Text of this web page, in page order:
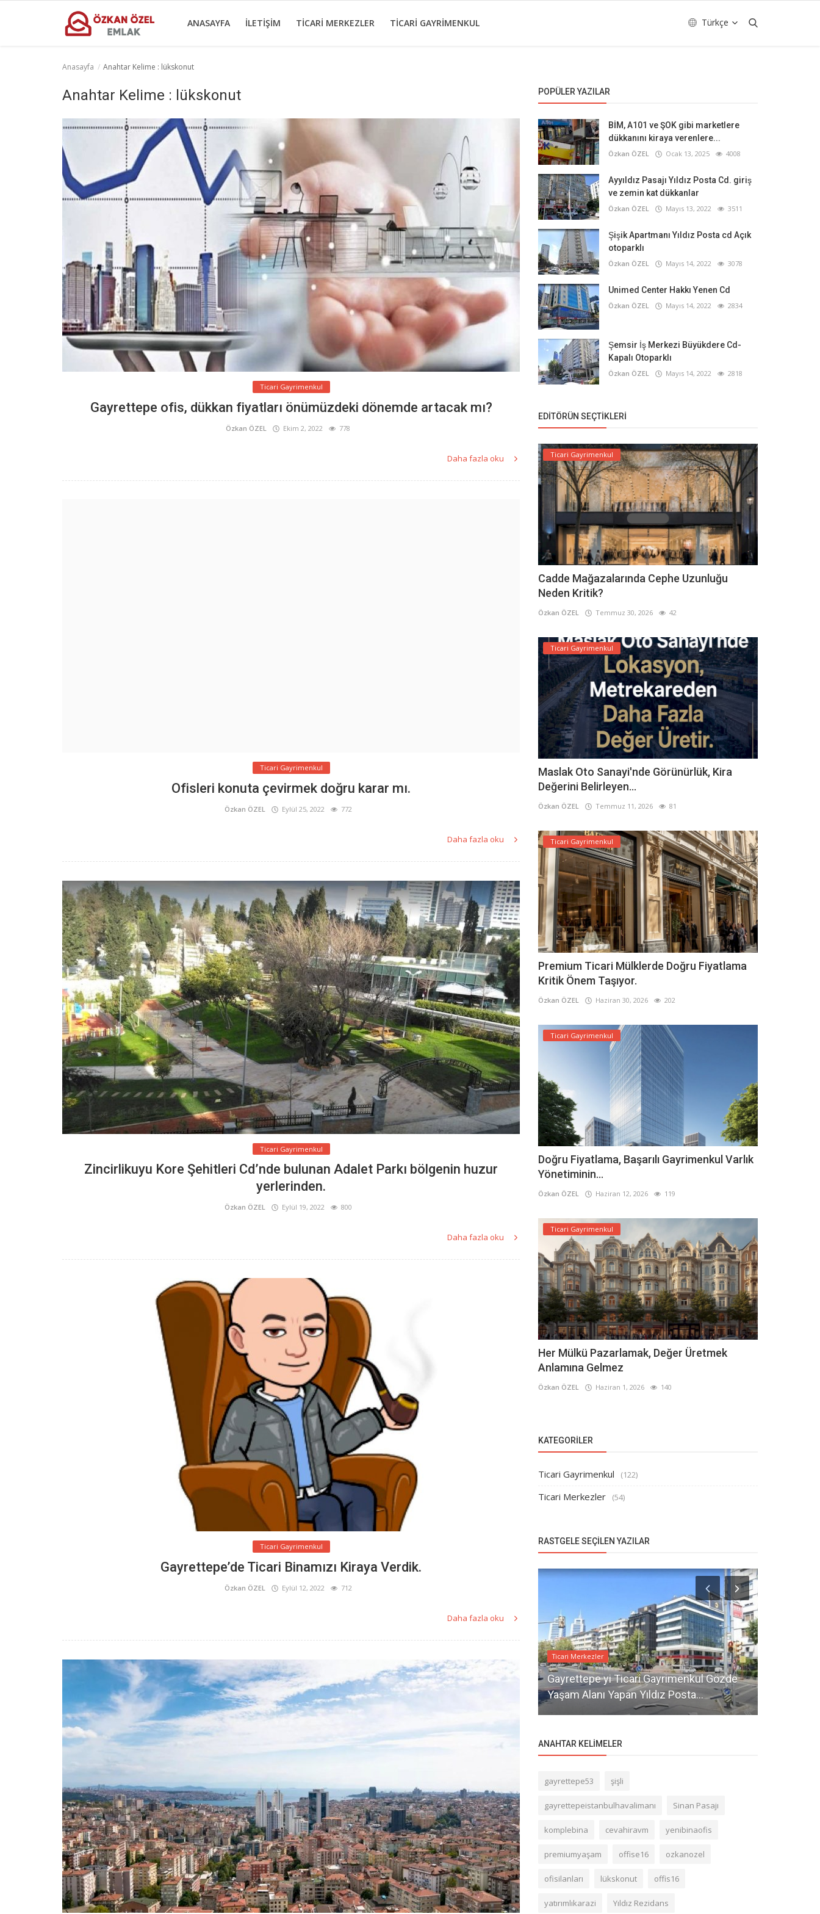
ANASAYFA İLETIŞIM TICARI MERKEZLER TICARI GAYRIMENKUL Türkçe
Ticari Gayrimenkul
Anasayfa Anahtar Kelime : lükskonut
Anahtar Kelime : lükskonut
Ticari Gayrimenkul
Gayrettepe ofis, dükkan fiyatları önümüzdeki dönemde artacak mı?
Özkan ÖZEL Ekim 2, 2022 778
Daha fazla oku
Ticari Gayrimenkul
Ofisleri konuta çevirmek doğru karar mı.
Özkan ÖZEL Eylül 25, 2022 772
Daha fazla oku
Ticari Gayrimenkul
Zincirlikuyu Kore Şehitleri Cd’nde bulunan Adalet Parkı bölgenin huzur
yerlerinden.
Özkan ÖZEL Eylül 19, 2022 800
Daha fazla oku
Ticari Gayrimenkul
Gayrettepe’de Ticari Binamızı Kiraya Verdik.
Özkan ÖZEL Eylül 12, 2022 712
Daha fazla oku
POPÜLER YAZILAR
BİM, A101 ve ŞOK gibi marketlere
dükkanını kiraya verenlere...
Özkan ÖZEL Ocak 13, 2025 4008
Ayyıldız Pasajı Yıldız Posta Cd. giriş
ve zemin kat dükkanlar
Özkan ÖZEL Mayıs 13, 2022 3511
Şişik Apartmanı Yıldız Posta cd Açık
otoparklı
Özkan ÖZEL Mayıs 14, 2022 3078
Unimed Center Hakkı Yenen Cd
Özkan ÖZEL Mayıs 14, 2022 2834
Şemsir İş Merkezi Büyükdere Cd-
Kapalı Otoparklı
Özkan ÖZEL Mayıs 14, 2022 2818
EDITÖRÜN SEÇTIKLERI
Ticari Gayrimenkul
Cadde Mağazalarında Cephe Uzunluğu
Neden Kritik?
Özkan ÖZEL Temmuz 30, 2026 42
Ticari Gayrimenkul
Maslak Oto Sanayi'nde Görünürlük, Kira
Değerini Belirleyen...
Özkan ÖZEL Temmuz 11, 2026 81
Ticari Gayrimenkul
Premium Ticari Mülklerde Doğru Fiyatlama
Kritik Önem Taşıyor.
Özkan ÖZEL Haziran 30, 2026 202
Ticari Gayrimenkul
Doğru Fiyatlama, Başarılı Gayrimenkul Varlık
Yönetiminin...
Özkan ÖZEL Haziran 12, 2026 119
Ticari Gayrimenkul
Her Mülkü Pazarlamak, Değer Üretmek
Anlamına Gelmez
Özkan ÖZEL Haziran 1, 2026 140
KATEGORILER
Ticari Gayrimenkul (122)
Ticari Merkezler (54)
RASTGELE SEÇILEN YAZILAR
Levent Villalar Bölgesi Üst Segment Ticari
Gayrimenkul İçin Cazip Bir...
Gayrettepe Bölgesinin A+ Ofis Plaza
Yaşam Alanı: Maya Akar Center
Ticari Merkezler
Gayrettepe yi Ticari Gayrimenkul Gözde
Yaşam Alanı Yapan Yıldız Posta...
ANAHTAR KELIMELER
gayrettepe53 şişli
gayrettepeistanbulhavalimanı Sinan Pasajı
komplebina cevahiravm yenibinaofis
premiumyaşam offise16 ozkanozel
ofisilanları lükskonut offis16
yatırımlıkarazi Yıldız Rezidans